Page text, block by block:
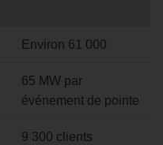
Environ 61 000
65 MW par
événement de pointe
9 300 clients